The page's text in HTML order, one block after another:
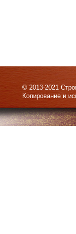
© 2013-2021
Копирование и